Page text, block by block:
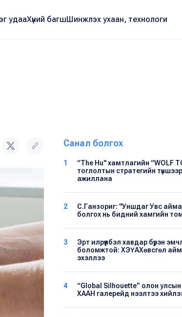
удааХүний багшШинжлэх ухаан, технологи
Санал болгох
1
“The Hu" хамтлагийн “WOLF
тоглолтын стратегийн
ажиллана
2
С.Ганзориг: "Уншдаг Увс
болгох нь бидний хамгийн
3
Эрт илрүүлбэл хавдар бүрэн
боломжтой: ХЭҮА​Хөвсгөл
эхэллээ
4
“Global Silhouette” олон улсын
ХААН галерейд нээлтээ